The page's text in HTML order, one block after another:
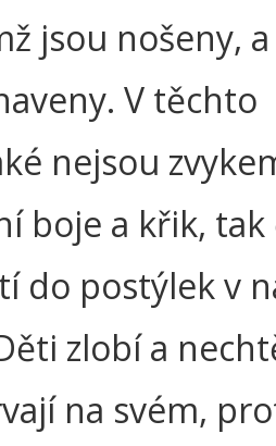
jsou nošeny,
V těchto
nejsou
boje a křik,
do postýlek v
zlobí a
na svém,